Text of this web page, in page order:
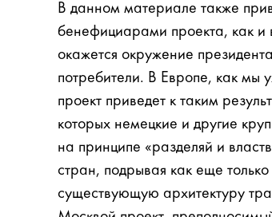
В данном материале также
бенефициарами проекта, как и
окажется окружение
потребители. В Европе, как мы
проект приведет к таким
которых немецкие и другие
на принципе «разделяй и
стран, подрывая как еще
существующую архитектуру